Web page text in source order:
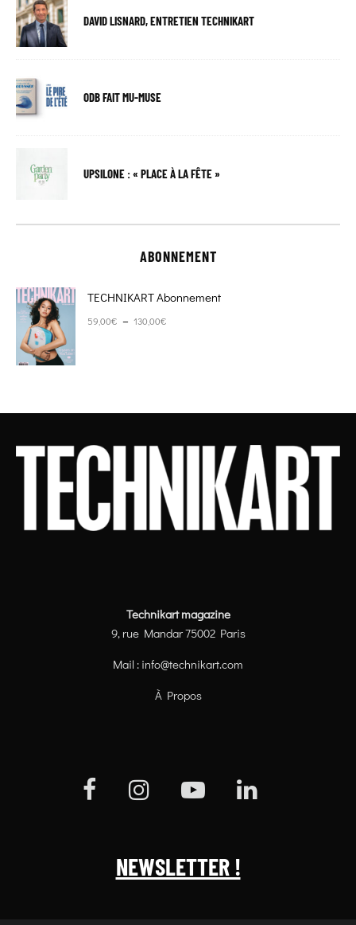
DAVID LISNARD, ENTRETIEN TECHNIKART
ODB FAIT MU-MUSE
UPSILONE : « PLACE À LA FÊTE »
ABONNEMENT
TECHNIKART Abonnement
59,00€ – 130,00€
Technikart magazine
9, rue Mandar 75002 Paris
Mail : info@technikart.com
À Propos
NEWSLETTER !